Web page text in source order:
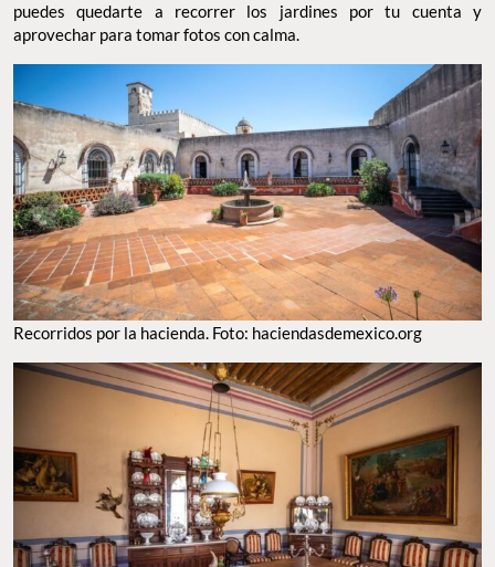
puedes quedarte a recorrer los jardines por tu cuenta y
aprovechar para tomar fotos con calma.
Recorridos por la hacienda. Foto: haciendasdemexico.org